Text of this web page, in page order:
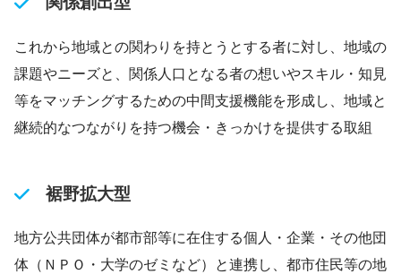
これから地域との関わりを持とうとする者に対し、地域の
課題やニーズと、関係人口となる者の想いやスキル・知見
等をマッチングするための中間支援機能を形成し、地域と
継続的なつながりを持つ機会・きっかけを提供する取組
裾野拡大型
地方公共団体が都市部等に在住する個人・企業・その他団
体（ＮＰＯ・大学のゼミなど）と連携し、都市住民等の地